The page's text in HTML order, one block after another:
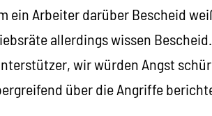
ein Arbeiter darüber Bescheid
allerdings wissen
wir würden Angst
über die Angriffe